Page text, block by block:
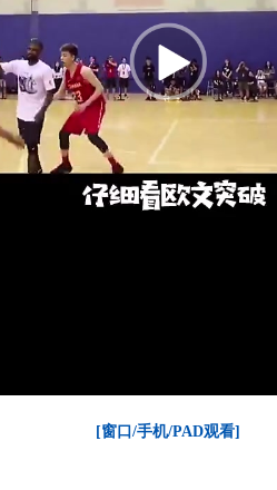
[窗口/手机/PAD观看]